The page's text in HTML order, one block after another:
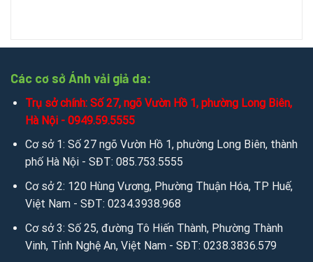
Chat mesenger: messenger.com/t/salevip1102
Facebook:facebook.com/salevip1102
Youtube: youtube.com/@anhvaigiada
Website:https://anhvaigiada.vn/https://anhvaigiada.com.
/anhvaigiada.com/anhvaigiada.net
3. Kết nối miễn phí để tìm hiểu sâu hơn qua Email:
Các cơ sở Ánh vải giả da:
Trụ sở chính: Số 27, ngõ Vườn Hồ 1, phường Long Biên,
Hà Nội - 0949.59.5555
Cơ sở 1: Số 27 ngõ Vườn Hồ 1, phường Long Biên, thành
phố Hà Nội - SĐT: 085.753.5555
Cơ sở 2: 120 Hùng Vương, Phường Thuận Hóa, TP Huế,
Việt Nam - SĐT: 0234.3938.968
Cơ sở 3: Số 25, đường Tô Hiến Thành, Phường Thành
Vinh, Tỉnh Nghệ An, Việt Nam - SĐT: 0238.3836.579